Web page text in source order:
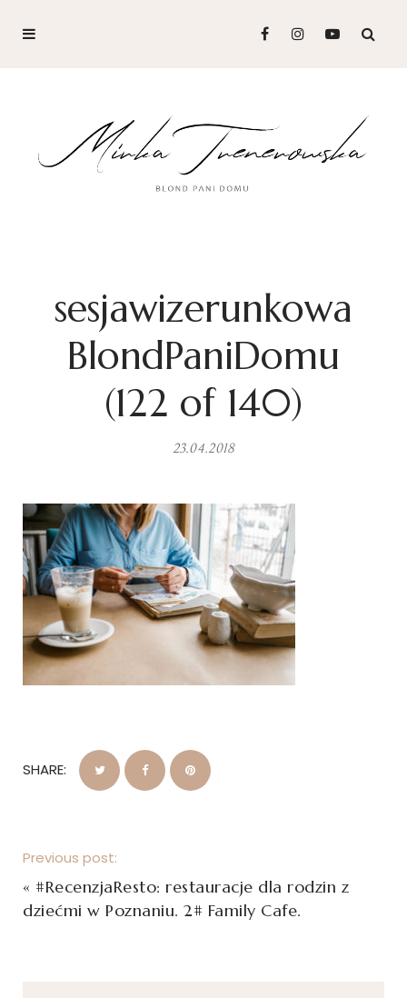
sesjawizerunkowa
BlondPaniDomu
(122 of 140)
23.04.2018
SHARE:
Previous post:
« #RecenzjaResto: restauracje dla rodzin z
dziećmi w Poznaniu. 2# Family Cafe.